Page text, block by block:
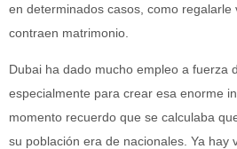
en determinados casos, como regalarle
contraen matrimonio.
Dubai ha dado mucho empleo a fuerza
especialmente para crear esa enorme
momento recuerdo que se calculaba
su población era de nacionales. Ya hay